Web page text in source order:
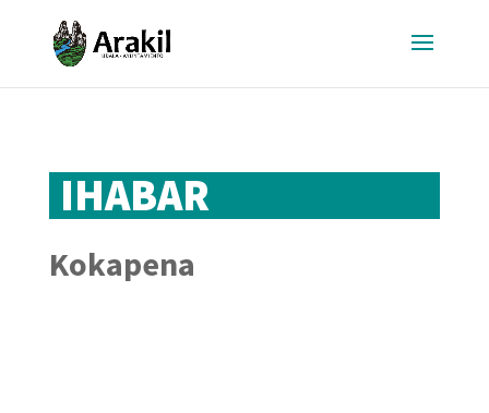
IHABAR
Kokapena